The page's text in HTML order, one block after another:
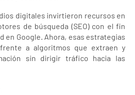
digitales invirtieron recursos en
de búsqueda (SEO) con el fin
en Google. Ahora, esas estrategias
a algoritmos que extraen y
sin dirigir tráfico hacia las